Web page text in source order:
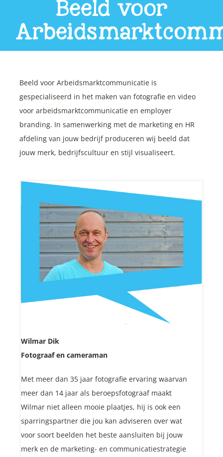
Beeld voor
Beeld voor Arbeidsmarktcommunicatie is
gespecialiseerd in het maken van fotografie en video
voor arbeidsmarktcommunicatie en employer
branding. In samenwerking met de marketing en HR
afdeling van jouw bedrijf produceren wij beeld dat
jouw merk, bedrijfscultuur en stijl visualiseert.
Wilmar Dik
Fotograaf en cameraman
Met meer dan 35 jaar fotografie ervaring waarvan
meer dan 14 jaar als beroepsfotograaf maakt
Wilmar niet alleen mooie plaatjes, hij is ook een
sparringspartner die jou kan adviseren over wat
voor soort beelden het beste aansluiten bij jouw
merk en de marketing- en communicatiestrategie